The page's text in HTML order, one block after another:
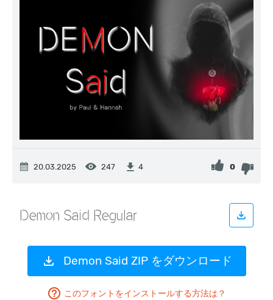
20.03.2025 247 4 0
Demon Said ZIP をダウンロード
このフォントをインストールする方法は？